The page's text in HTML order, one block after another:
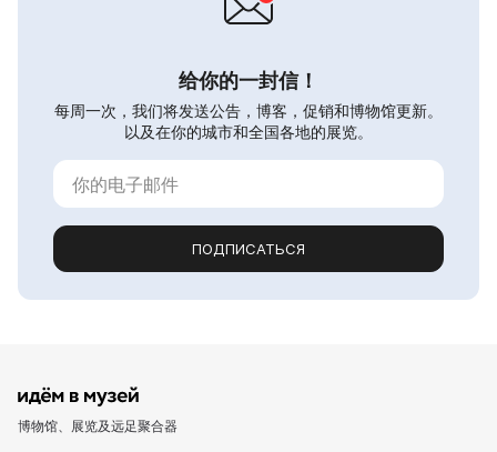
给你的一封信！
每周一次，我们将发送公告，博客，促销和博物馆更新。
以及在你的城市和全国各地的展览。
ПОДПИСАТЬСЯ
博物馆、展览及远足聚合器